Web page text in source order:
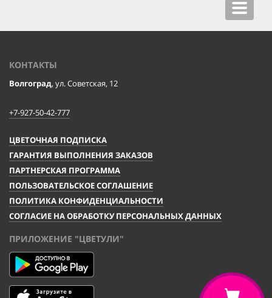
Toggle
КОНТАКТЫ
Волгоград, ул. Советская, 12
+7-927-50-42-777
ЦВЕТОЧНАЯ ПОДПИСКА
ГАРАНТИЯ ВЫПОЛНЕНИЯ ЗАКАЗОВ
ПАРТНЕРСКАЯ ПРОГРАММА
ПОЛЬЗОВАТЕЛЬСКОЕ СОГЛАШЕНИЕ
ПОЛИТИКА КОНФИДЕНЦИАЛЬНОСТИ
СОГЛАСИЕ НА ОБРАБОТКУ ПЕРСОНАЛЬНЫХ ДАННЫХ
ПРИЛОЖЕНИЕ "ЦВЕТУЛИ"